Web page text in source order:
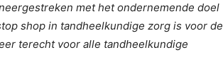
met het ondernemende doel
shop in tandheelkundige zorg is voor de
terecht voor alle tandheelkundige